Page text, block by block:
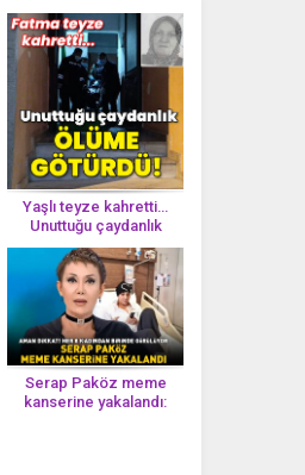
Yaşlı teyze kahretti…
Unuttuğu çaydanlık
öl*üme götürdü!
Serap Paköz meme
kanserine yakalandı: